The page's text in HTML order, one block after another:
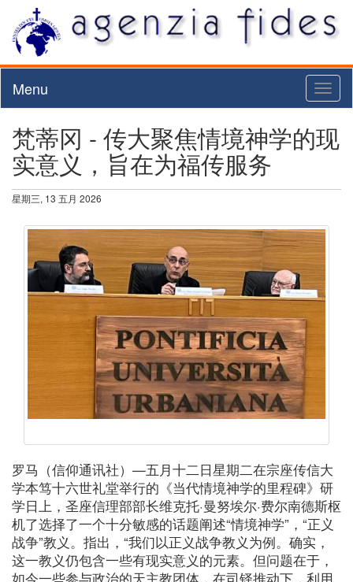
Menu
梵蒂冈 - 传大聚焦情境神学的现
实意义，旨在为福传服务
星期三, 13 五月 2026
罗马（信仰通讯社）—五月十二日星期二在宗座传信大
学本笃十六世礼堂举行的《当代情境神学的里程碑》研
学日上，圣座信理部部长维克托·曼努埃尔·费尔南德斯枢
机了选择了一个十分敏感的话题阐述“情境神学”，“正义
战争”教义。指出，“我们以正义战争教义为例。确实，
这一教义仍包含一些有现实意义的元素。但问题在于，
如今一些参与政治的天主教团体，在司铎推动下，利用